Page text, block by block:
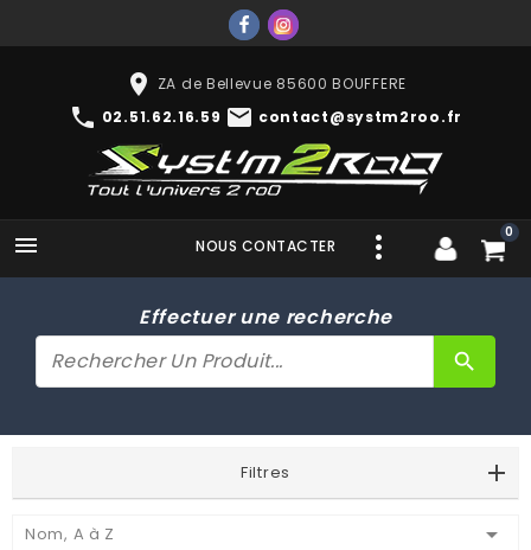
place ZA de Bellevue 85600 BOUFFERE
phone 02.51.62.16.59 mail contact@systm2roo.fr
 0
NOUS CONTACTER
Effectuer une recherche
search
Filtres
Nom, A à Z 